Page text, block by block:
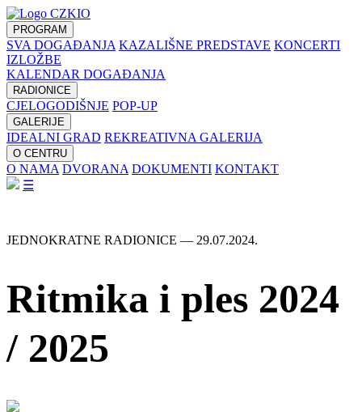
PROGRAM
SVA DOGAĐANJA KAZALIŠNE PREDSTAVE KONCERTI
IZLOŽBE
KALENDAR DOGAĐANJA
RADIONICE
CJELOGODIŠNJE POP-UP
GALERIJE
IDEALNI GRAD REKREATIVNA GALERIJA
O CENTRU
O NAMA DVORANA DOKUMENTI KONTAKT
☰
JEDNOKRATNE RADIONICE — 29.07.2024.
Ritmika i ples 2024
/ 2025